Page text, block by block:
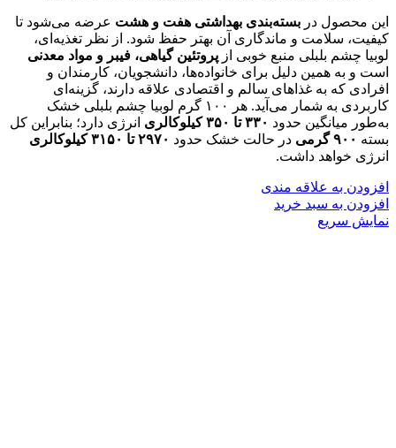
این محصول در بسته‌بندی بهداشتی هفت و هشت عرضه می‌شود تا
کیفیت، سلامت و ماندگاری آن بهتر حفظ شود. از نظر تغذیه‌ای،
لوبیا چشم بلبلی منبع خوبی از پروتئین گیاهی، فیبر و مواد معدنی
است و به همین دلیل برای خانواده‌ها، دانشجویان، کارمندان و
افرادی که به غذاهای سالم و اقتصادی علاقه دارند، گزینه‌ای
کاربردی به شمار می‌آید. هر ۱۰۰ گرم لوبیا چشم بلبلی خشک
به‌طور میانگین حدود ۳۳۰ تا ۳۵۰ کیلوکالری
انرژی دارد؛ بنابراین کل
بسته ۹۰۰ گرمی در حالت خشک حدود ۲۹۷۰ تا ۳۱۵۰ کیلوکالری
انرژی خواهد داشت.
افزودن به علاقه مندی
افزودن به سبد خرید
نمایش سریع